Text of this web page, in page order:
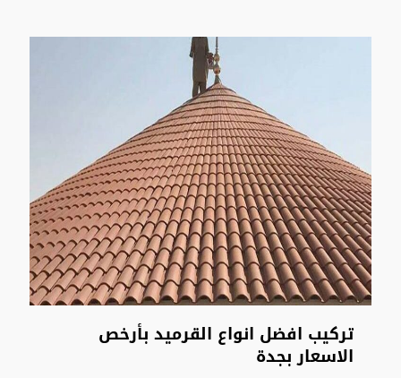
تركيب افضل انواع القرميد بأرخص
الاسعار بجدة